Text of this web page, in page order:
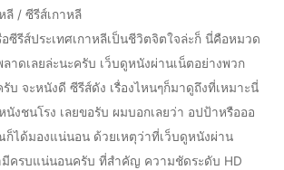
ลี / ซีรีส์เกาหลี
ซีรีส์ประเทศเกาหลีเป็นชีวิตจิตใจล่ะก็ นี่คือหมวด
ดเลยล่ะนะครับ เว็บดูหนังผ่านเน็ตอย่างพวก
รับ จะหนังดี ซีรีส์ดัง เรื่องไหนๆก็มาดูถึงที่เหมาะนี่
งชนโรง เลยขอรับ ผมบอกเลยว่า อปป้าหรือออ
ก็ได้มองแน่นอน ด้วยเหตุว่าที่เว็บดูหนังผ่าน
มีครบแน่นอนครับ ที่สำคัญ ความชัดระดับ HD